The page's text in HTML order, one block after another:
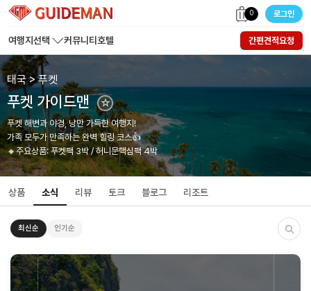
0 로그인
여행지선택 커뮤니티 호텔 간편견적요청
태국 > 푸켓
푸켓 가이드맨 ☆
푸켓 해변과 야경, 낭만 가득한 여행지!
가족 모두가 만족하는 완벽 힐링 코스👍
🔸주요상품: 푸켓팩 3박 / 허니문핵심팩 4박
상품 소식 리뷰 토크 블로그 리조트
최신순 인기순